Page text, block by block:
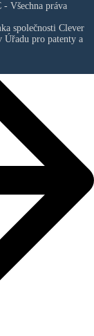
Všechna práva
společnosti Clever
Úřadu pro patenty a